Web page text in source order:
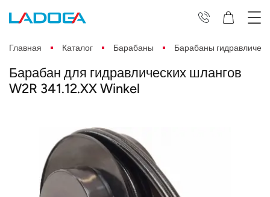
Главная Каталог Барабаны Барабаны
Барабан для гидравлических шлангов
W2R 341.12.XX Winkel